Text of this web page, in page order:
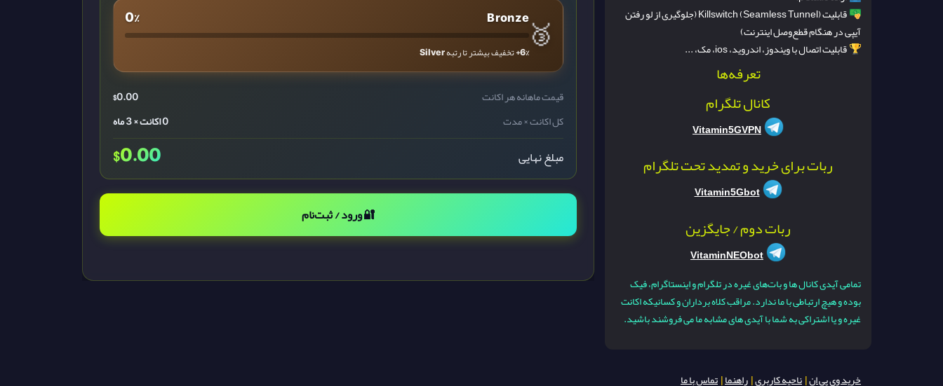
🥉
Bronze
0%
+6%تخفیف بیشتر تا رتبهSilver
قیمت ماهانه هر اکانت $0.00
کل اکانت × مدت
0 اکانت × 3 ماه
مبلغ نهایی $0.00
🔐 ورود / ثبت‌نام
قابلیت Killswitch (Seamless Tunnel) (جلوگیری از لو رفتن
آیپی در هنگام قطع‌وصل اینترنت)
قابلیت اتصال با ویندوز، اندروید، ios، مک، ...
تعرفه‌ها
کانال تلگرام
Vitamin5GVPN
ربات برای خرید و تمدید تحت تلگرام
Vitamin5Gbot
ربات دوم / جایگزین
VitaminNEObot
تمامی آیدی کانال ها و بات‌های غیره در تلگرام و اینستاگرام، فیک
بوده و هیچ ارتباطی با ما ندارد. مراقب کلاه برداران و کسانیکه اکانت
غیره و یا اشتراکی به شما با آیدی های مشابه ما می فروشند باشید.
خرید وی پی ان|ناحیه کاربری|راهنما|تماس با ما